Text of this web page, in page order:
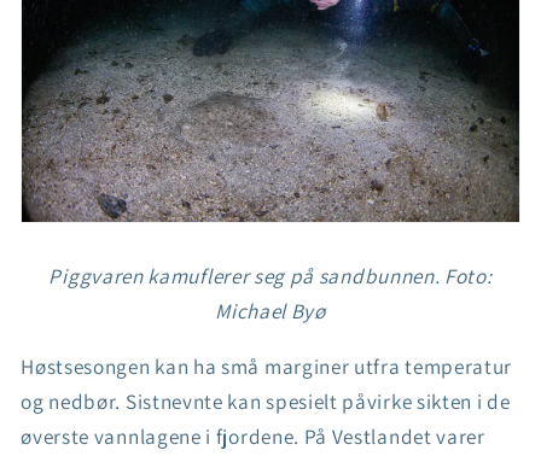
Piggvaren kamuflerer seg på sandbunnen. Foto:
Michael Byø
Høstsesongen kan ha små marginer utfra temperatur
og nedbør. Sistnevnte kan spesielt påvirke sikten i de
øverste vannlagene i fjordene. På Vestlandet varer